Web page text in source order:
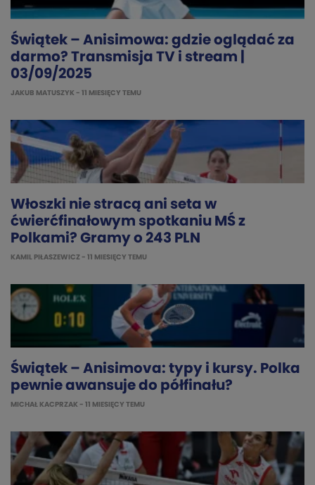
Świątek – Anisimowa: gdzie oglądać za
darmo? Transmisja TV i stream |
03/09/2025
JAKUB MATUSZYK - 11 MIESIĘCY TEMU
Włoszki nie stracą ani seta w
ćwierćfinałowym spotkaniu MŚ z
Polkami? Gramy o 243 PLN
KAMIL PIŁASZEWICZ - 11 MIESIĘCY TEMU
Świątek – Anisimova: typy i kursy. Polka
pewnie awansuje do półfinału?
MICHAŁ KACPRZAK - 11 MIESIĘCY TEMU